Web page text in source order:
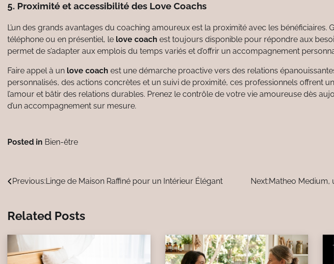
5. Proximité et accessibilité des Love Coachs
L’un des grands avantages du coaching amoureux est la proximité avec les bénéficiaires.
téléphone ou en présentiel, le love coach est toujours disponible pour répondre aux
permet de s’adapter aux emplois du temps variés et d’offrir un accompagnement
Faire appel à un love coach est une démarche proactive vers des relations
personnalisés, des actions concrètes et un suivi de proximité, ces professionnels offrent
l’amour et bâtir des relations durables. Prenez le contrôle de votre vie amoureuse dès
d’un accompagnement sur mesure.
Posted in Bien-être
Navigation
l’article
Previous:Linge de Maison Raffiné pour un Intérieur Élégant Next:Matheo Medium,
Related Posts